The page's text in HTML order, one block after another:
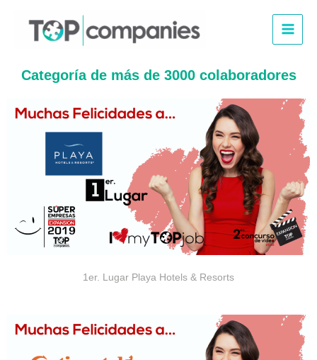
contenido
Categoría de más de 3000 colaboradores
1er. Lugar Playa Hotels & Resorts